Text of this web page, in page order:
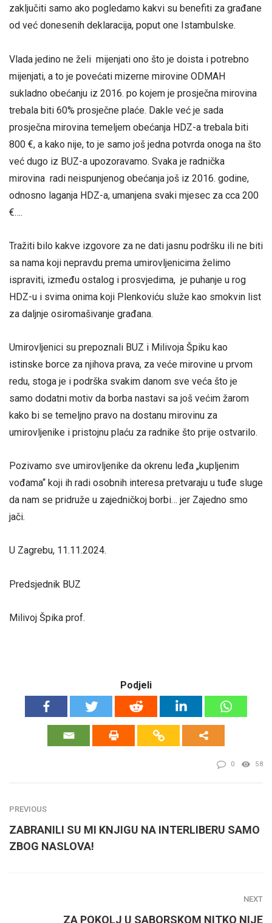
zaključiti samo ako pogledamo kakvi su benefiti za građane
od već donesenih deklaracija, poput one Istambulske.
Vlada jedino ne želi mijenjati ono što je doista i potrebno
mijenjati, a to je povećati mizerne mirovine ODMAH
sukladno obećanju iz 2016. po kojem je prosječna mirovina
trebala biti 60% prosječne plaće. Dakle već je sada
prosječna mirovina temeljem obećanja HDZ-a trebala biti
800 €, a kako nije, to je samo još jedna potvrda onoga na što
već dugo iz BUZ-a upozoravamo. Svaka je radnička
mirovina radi neispunjenog obećanja još iz 2016. godine,
odnosno laganja HDZ-a, umanjena svaki mjesec za cca 200
€….
Tražiti bilo kakve izgovore za ne dati jasnu podršku ili ne biti
sa nama koji nepravdu prema umirovljenicima želimo
ispraviti, između ostalog i prosvjedima, je puhanje u rog
HDZ-u i svima onima koji Plenkoviću služe kao smokvin list
za daljnje osiromašivanje građana.
Umirovljenici su prepoznali BUZ i Milivoja Špiku kao
istinske borce za njihova prava, za veće mirovine u prvom
redu, stoga je i podrška svakim danom sve veća što je
samo dodatni motiv da borba nastavi sa još većim žarom
kako bi se temeljno pravo na dostanu mirovinu za
umirovljenike i pristojnu plaću za radnike što prije ostvarilo.
Pozivamo sve umirovljenike da okrenu leđa „kupljenim
vođama“ koji ih radi osobnih interesa pretvaraju u tuđe sluge
da nam se pridruže u zajedničkoj borbi… jer Zajedno smo
jači.
U Zagrebu, 11.11.2024.
Predsjednik BUZ
Milivoj Špika prof.
Podjeli
0 58
PREVIOUS
ZABRANILI SU MI KNJIGU NA INTERLIBERU SAMO
ZBOG NASLOVA!
NEXT
ZA POKOLJ U SABORSKOM NITKO NIJE